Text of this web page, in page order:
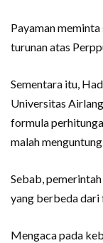
Payaman
turunan atas
Sementara itu,
Universitas
formula
malah
Sebab,
yang berbeda dari
Mengaca pada